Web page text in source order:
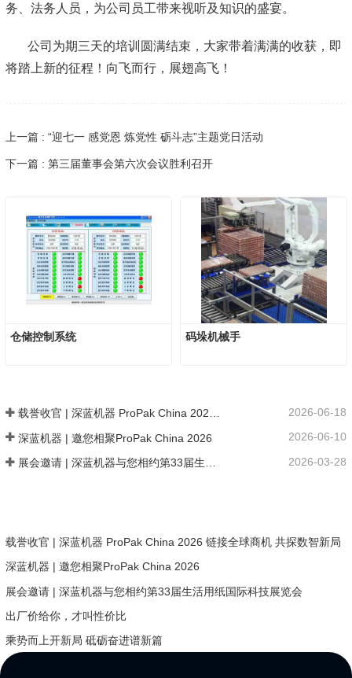
务、法务人员，为公司员工带来视听及知识的盛宴。
公司为期三天的培训圆满结束，大家带着满满的收获，即
将踏上新的征程！向飞而行，展翅高飞！
上一篇 : “迎七一 感党恩 炼党性 砺斗志”主题党日活动
下一篇 : 第三届董事会第六次会议胜利召开
仓储控制系统 码垛机械手
载誉收官 | 深蓝机器 ProPak China 2026 链接全球商机 共探数智新局 2026-06-18
深蓝机器 | 邀您相聚ProPak China 2026 2026-06-10
2026-03-28
载誉收官 | 深蓝机器 ProPak China 2026 链接全球商机 共探数智新局
深蓝机器 | 邀您相聚ProPak China 2026
展会邀请 | 深蓝机器与您相约第33届生活用纸国际科技展览会
出厂价给你，才叫性价比
乘势而上开新局 砥砺奋进谱新篇